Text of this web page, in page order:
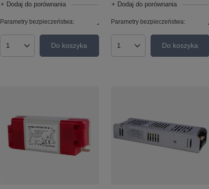
+ Dodaj do porównania
Parametry bezpieczeństwa:
Ilość produktówDo koszyka
+ Dodaj do porównania
Parametry bezpieczeństwa:
Ilość produktówDo koszyka